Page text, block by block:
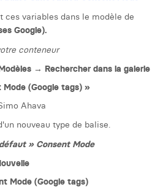
ces variables dans le modèle de
Google).
conteneur
→ Rechercher dans la galerie
Mode (Google tags) »
Ahava
nouveau type de balise.
» Consent Mode
Mode (Google tags)